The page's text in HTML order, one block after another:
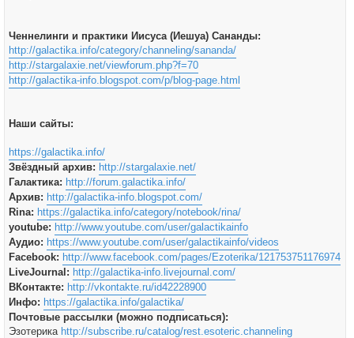
Ченнелинги и практики Иисуса (Иешуа) Сананды:
http://galactika.info/category/channeling/sananda/
http://stargalaxie.net/viewforum.php?f=70
http://galactika-info.blogspot.com/p/blog-page.html
Наши сайты:
https://galactika.info/
Звёздный архив: http://stargalaxie.net/
Галактика: http://forum.galactika.info/
Архив: http://galactika-info.blogspot.com/
Rina: https://galactika.info/category/notebook/rina/
youtube: http://www.youtube.com/user/galactikainfo
Аудио: https://www.youtube.com/user/galactikainfo/videos
Facebook: http://www.facebook.com/pages/Ezoterika/121753751176974
LiveJournal: http://galactika-info.livejournal.com/
ВКонтакте: http://vkontakte.ru/id42228900
Инфо: https://galactika.info/galactika/
Почтовые рассылки (можно подписаться):
Эзотерика http://subscribe.ru/catalog/rest.esoteric.channeling